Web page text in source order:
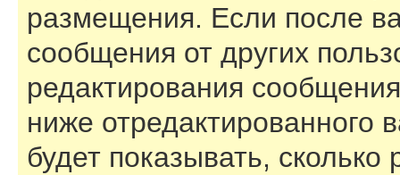
размещения. Если после
сообщения от других
редактирования
ниже
будет показывать,